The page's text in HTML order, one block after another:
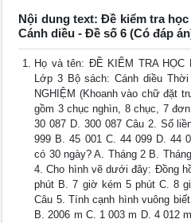
Nội dung text: Đề kiểm tra
Cánh diều - Đề số 6 (Có đáp
Họ và tên: ĐỀ KIỂM TRA
Lớp 3 Bộ sách: Cánh diều
NGHIỆM (Khoanh vào chữ đặt
gồm 3 chục nghìn, 8 chục, 7
30 087 D. 300 087 Câu 2. Số
999 B. 45 001 C. 44 099 D. 44
có 30 ngày? A. Tháng 2 B.
4. Cho hình vẽ dưới đây: Đồng
phút B. 7 giờ kém 5 phút C. 8
Câu 5. Tính cạnh hình vuông
B. 2006 m C. 1 003 m D. 4 012